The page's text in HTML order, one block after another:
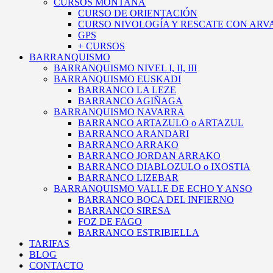
CURSOS MONTAÑA
CURSO DE ORIENTACIÓN
CURSO NIVOLOGÍA Y RESCATE CON
GPS
+ CURSOS
BARRANQUISMO
BARRANQUISMO NIVEL I, II, III
BARRANQUISMO EUSKADI
BARRANCO LA LEZE
BARRANCO AGIÑAGA
BARRANQUISMO NAVARRA
BARRANCO ARTAZULO o ARTAZUL
BARRANCO ARANDARI
BARRANCO ARRAKO
BARRANCO JORDAN ARRAKO
BARRANCO DIABLOZULO o IXOSTIA
BARRANCO LIZEBAR
BARRANQUISMO VALLE DE ECHO Y ANSO
BARRANCO BOCA DEL INFIERNO
BARRANCO SIRESA
FOZ DE FAGO
BARRANCO ESTRIBIELLA
TARIFAS
BLOG
CONTACTO